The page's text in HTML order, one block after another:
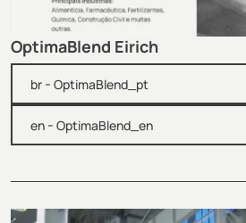
OptimaBlend Eirich
br - OptimaBlend_pt
en - OptimaBlend_en